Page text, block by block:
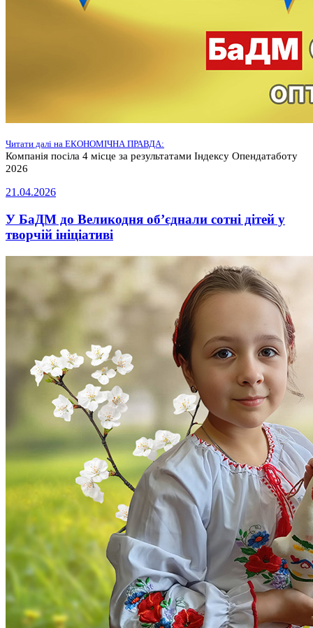
Читати далі на ЕКОНОМІЧНА ПРАВДА:
Компанія посіла 4 місце за результатами Індексу Опендатаботу
2026
21.04.2026
У БаДМ до Великодня об’єднали сотні дітей у
творчій ініціативі